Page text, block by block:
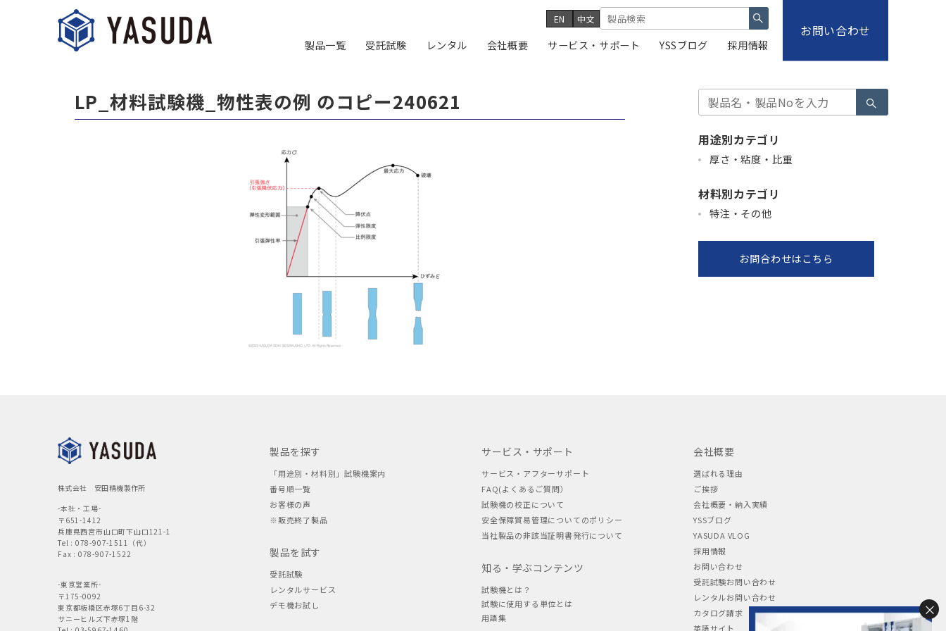
EN 中文
製品一覧 受託試験 レンタル 会社概要 サービス・サポート YSSブログ 採用情報
お問い合わせ
LP_材料試験機_物性表の例 のコピー240621
検
索
用途別カテゴリ
厚さ・粘度・比重
材料別カテゴリ
特注・その他
お問合わせはこちら
株式会社 安田精機製作所
-本社・工場-
〒651-1412
兵庫県西宮市山口町下山口121-1
Tel : 078-907-1511（代）
Fax : 078-907-1522
-東京営業所-
〒175-0092
東京都板橋区赤塚6丁目6-32
サニーヒルズ下赤塚1階
製品を探す
「用途別・材料別」試験機案内
番号順一覧
お客様の声
※販売終了製品
製品を試す
受託試験
レンタルサービス
デモ機お試し
サービス・サポート
サービス・アフターサポート
FAQ(よくあるご質問）
試験機の校正について
安全保障貿易管理についてのポリシー
当社製品の非該当証明書発行について
知る・学ぶコンテンツ
試験機とは？
試験に使用する単位とは
用語集
会社概要
選ばれる理由
ご挨拶
会社概要・納入実績
YSSブログ
YASUDA VLOG
採用情報
お問い合わせ
受託試験お問い合わせ
レンタルお問い合わせ
カタログ請求
英語サイト
×